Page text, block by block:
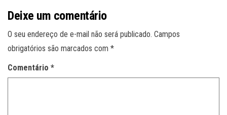
Deixe um comentário
O seu endereço de e-mail não será publicado. Campos
obrigatórios são marcados com *
Comentário *